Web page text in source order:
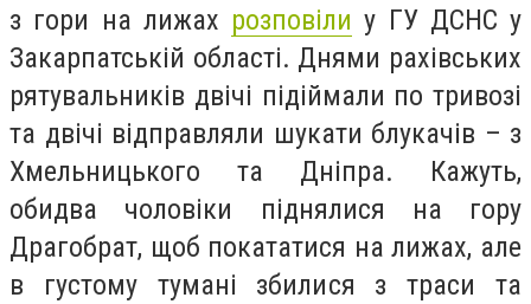
з гори на лижах розповіли у ГУ ДСНС у
Закарпатській області. Днями рахівських
рятувальників двічі підіймали по тривозі
та двічі відправляли шукати блукачів – з
Хмельницького та Дніпра. Кажуть,
обидва чоловіки піднялися на гору
Драгобрат, щоб покататися на лижах, але
в густому тумані збилися з траси та